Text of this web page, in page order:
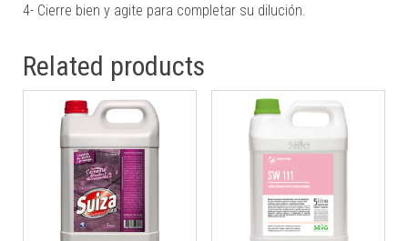
4- Cierre bien y agite para completar su dilución.
Related products